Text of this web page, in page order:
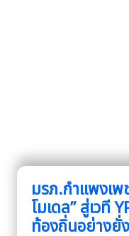
มรภ.กำแพงเพ
โมเดล” สู่เวที
ท้องถิ่นอย่างยั่